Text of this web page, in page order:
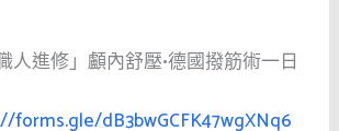
人進修」顱內舒壓•德國撥筋術一日
forms.gle/dB3bwGCFK47wgXNq6